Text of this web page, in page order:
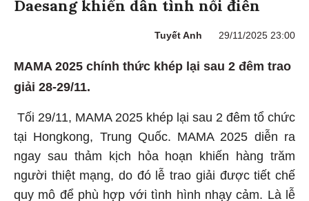
Tuyết Anh 29/11/2025 23:00
MAMA 2025 chính thức khép lại sau 2 đêm trao
giải 28-29/11.
Tối 29/11, MAMA 2025 khép lại sau 2 đêm tổ chức
tại Hongkong, Trung Quốc. MAMA 2025 diễn ra
ngay sau thảm kịch hỏa hoạn khiến hàng trăm
người thiệt mạng, do đó lễ trao giải được tiết chế
quy mô để phù hợp với tình hình nhạy cảm. Là lễ